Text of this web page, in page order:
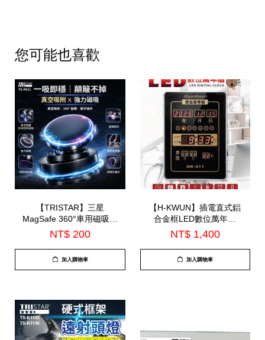
您可能也喜歡
【TRISTAR】三星
MagSafe 360°車用磁吸手
機支架(TS-PA31)
NT$ 200
加入購物車
【H-KWUN】插電直式鋁
合金框LED數位萬年曆
(HK-011)
NT$ 1,400
加入購物車